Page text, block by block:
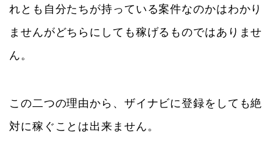
れとも自分たちが持っている案件なのかはわかり
ませんがどちらにしても稼げるものではありませ
ん。
この二つの理由から、ザイナビに登録をしても絶
対に稼ぐことは出来ません。